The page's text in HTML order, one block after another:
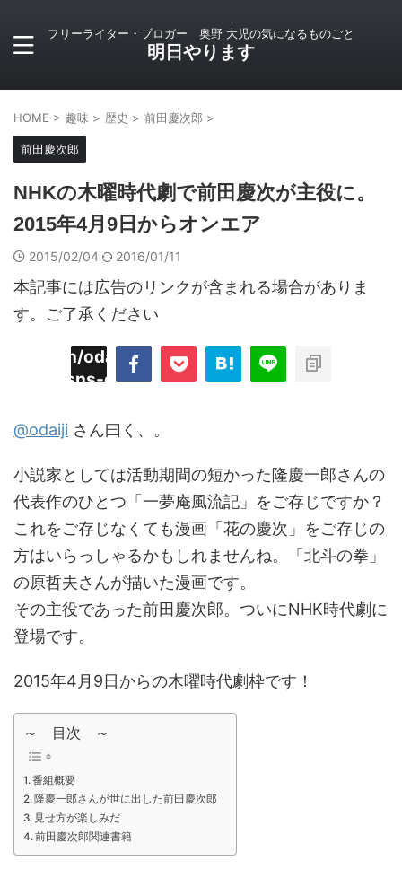
フリーライター・ブロガー 奥野 大児の気になるものごと
明日やります
HOME > 趣味 > 歴史 > 前田慶次郎 >
前田慶次郎
NHKの木曜時代劇で前田慶次が主役に。
2015年4月9日からオンエア
2015/02/04 2016/01/11
本記事には広告のリンクが含まれる場合がありま
す。ご了承ください
odaiji.com/public_html/blog/wp-
sns-count-cache/sns-count-
@odaiji さん曰く、。
小説家としては活動期間の短かった隆慶一郎さんの
代表作のひとつ「一夢庵風流記」をご存じですか？
これをご存じなくても漫画「花の慶次」をご存じの
方はいらっしゃるかもしれませんね。「北斗の拳」
の原哲夫さんが描いた漫画です。
その主役であった前田慶次郎。ついにNHK時代劇に
登場です。
2015年4月9日からの木曜時代劇枠です！
～ 目次 ～
番組概要
隆慶一郎さんが世に出した前田慶次郎
見せ方が楽しみだ
前田慶次郎関連書籍